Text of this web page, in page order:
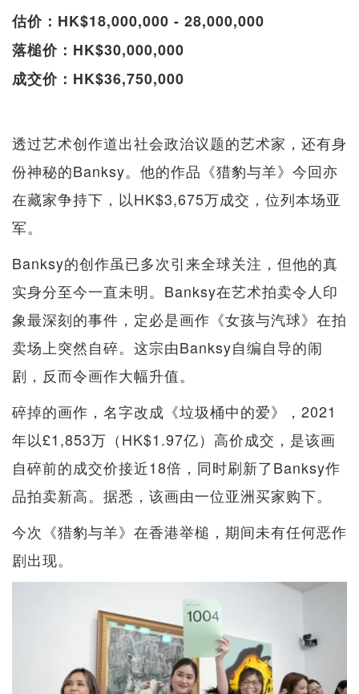
估价：HK$18,000,000 - 28,000,000
落槌价：HK$30,000,000
成交价：HK$36,750,000
透过艺术创作道出社会政治议题的艺术家，还有身
份神秘的Banksy。他的作品《猎豹与羊》今回亦
在藏家争持下，以HK$3,675万成交，位列本场亚
军。
Banksy的创作虽已多次引来全球关注，但他的真
实身分至今一直未明。Banksy在艺术拍卖令人印
象最深刻的事件，定必是画作《女孩与汽球》在拍
卖场上突然自碎。这宗由Banksy自编自导的闹
剧，反而令画作大幅升值。
碎掉的画作，名字改成《垃圾桶中的爱》，2021
年以£1,853万（HK$1.97亿）高价成交，是该画
自碎前的成交价接近18倍，同时刷新了Banksy作
品拍卖新高。据悉，该画由一位亚洲买家购下。
今次《猎豹与羊》在香港举槌，期间未有任何恶作
剧出现。